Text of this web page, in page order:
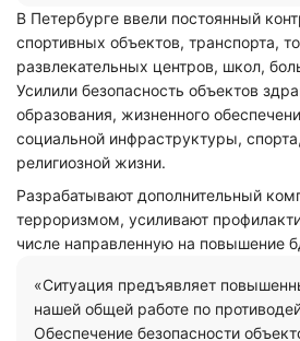
В Петербурге ввели постоянный
спортивных объектов, транспорта,
развлекательных центров, школ,
Усилили безопасность объектов
образования, жизненного
социальной инфраструктуры,
религиозной жизни.
Разрабатывают дополнительный
терроризмом, усиливают
числе направленную на повышение
«Ситуация предъявляет
нашей общей работе по
Обеспечение безопасности